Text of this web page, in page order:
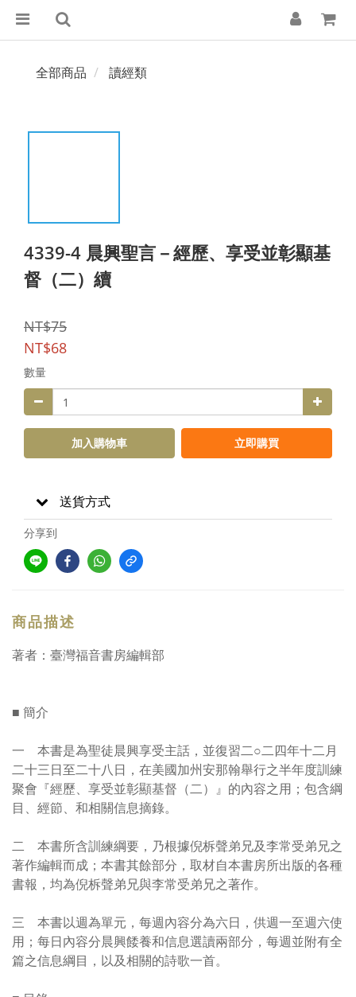
全部商品 讀經類
4339-4 晨興聖言－經歷、享受並彰顯基
督（二）續
NT$75
NT$68
數量
加入購物車 立即購買
送貨方式
分享到
商品描述
著者：臺灣福音書房編輯部
■ 簡介
一 本書是為聖徒晨興享受主話，並復習二○二四年十二月
二十三日至二十八日，在美國加州安那翰舉行之半年度訓練
聚會『經歷、享受並彰顯基督（二）』的內容之用；包含綱
目、經節、和相關信息摘錄。
二 本書所含訓練綱要，乃根據倪柝聲弟兄及李常受弟兄之
著作編輯而成；本書其餘部分，取材自本書房所出版的各種
書報，均為倪柝聲弟兄與李常受弟兄之著作。
三 本書以週為單元，每週內容分為六日，供週一至週六使
用；每日內容分晨興餧養和信息選讀兩部分，每週並附有全
篇之信息綱目，以及相關的詩歌一首。